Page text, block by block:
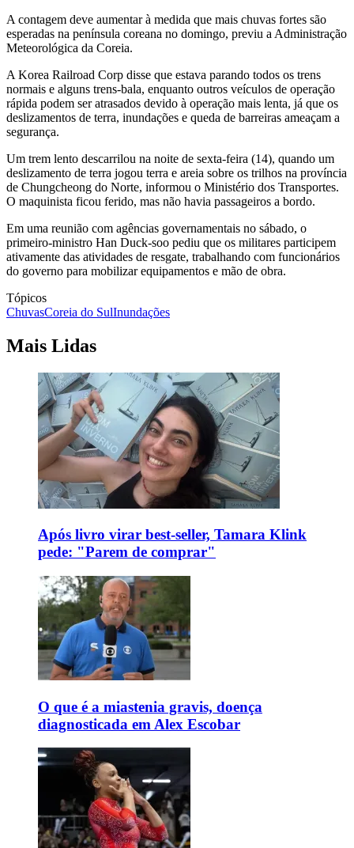
A contagem deve aumentar à medida que mais chuvas fortes são
esperadas na península coreana no domingo, previu a Administração
Meteorológica da Coreia.
A Korea Railroad Corp disse que estava parando todos os trens
normais e alguns trens-bala, enquanto outros veículos de operação
rápida podem ser atrasados ​​devido à operação mais lenta, já que os
deslizamentos de terra, inundações e queda de barreiras ameaçam a
segurança.
Um trem lento descarrilou na noite de sexta-feira (14), quando um
deslizamento de terra jogou terra e areia sobre os trilhos na província
de Chungcheong do Norte, informou o Ministério dos Transportes.
O maquinista ficou ferido, mas não havia passageiros a bordo.
Em uma reunião com agências governamentais no sábado, o
primeiro-ministro Han Duck-soo pediu que os militares participem
ativamente das atividades de resgate, trabalhando com funcionários
do governo para mobilizar equipamentos e mão de obra.
Tópicos
ChuvasCoreia do SulInundações
Mais Lidas
Após livro virar best-seller, Tamara Klink
pede: "Parem de comprar"
O que é a miastenia gravis, doença
diagnosticada em Alex Escobar